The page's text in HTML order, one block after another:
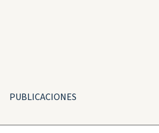
PUBLICACIONES